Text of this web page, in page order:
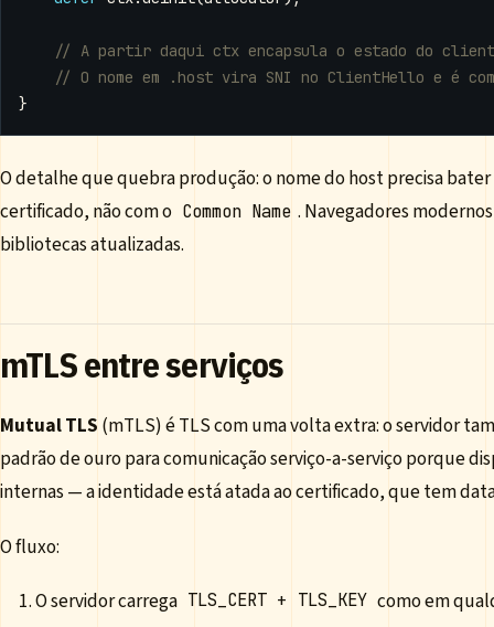
}
O detalhe que quebra produção: o nome do host precisa
certificado, não com o Common Name . Navegadores
bibliotecas atualizadas.
mTLS entre serviços
Mutual TLS (mTLS) é TLS com uma volta extra: o servidor
padrão de ouro para comunicação serviço-a-serviço porque
internas — a identidade está atada ao certificado, que tem
O fluxo:
O servidor carrega TLS_CERT + TLS_KEY como em